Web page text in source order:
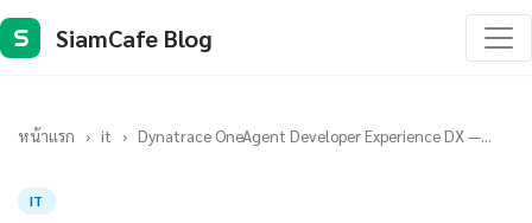
S SiamCafe Blog
หน้าแรก › it › Dynatrace OneAgent Developer Experience DX —...
IT